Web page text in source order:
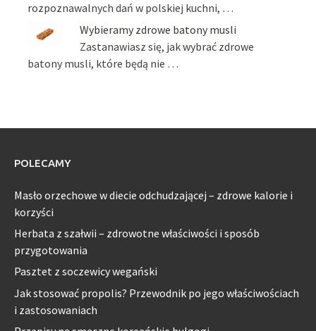
rozpoznawalnych dań w polskiej kuchni, …
Wybieramy zdrowe batony musli
Zastanawiasz się, jak wybrać zdrowe
batony musli, które będą nie …
POLECAMY
Masło orzechowe w diecie odchudzającej – zdrowe kalorie i
korzyści
Herbata z szałwii – zdrowotne właściwości i sposób
przygotowania
Pasztet z soczewicy wegański
Jak stosować propolis? Przewodnik po jego właściwościach
i zastosowaniach